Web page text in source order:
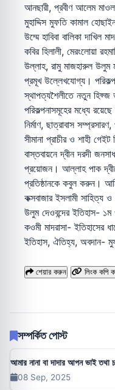
আনছারী, প্রবীণ আলেম
মুহাদ্দিস মুফতি কামাল
উম্মে হাবিবা বালিকা দাখিল
কবির হিলালী, মেরংলোয়া
উল্লাহ, রামু মাজহারুল উলুম
প্রমূখ উল্লেখযোগ্য।
স্থাপত্যশৈলীতে নতুন হিফ্জ
পরিকল্পনাসমূহের মধ্যে
নির্মাণ, ছাত্রাবাস
সীমানা প্রাচীর ও শাহী
বাস্তবায়নে দ্বীন দরদী
প্রয়োজন। আল্লাহ পাক
প্রতিষ্ঠানকে কবুল করুন।
কক্সবাজার ইসলামী
উলুম দেওবন্দের ইতিহাস-
কওমী মাদরাসা- ইতিহাসের
ইতিহাস, ঐতিহ্য, অবদান-
শেয়ার করুন লিংক কপি
সম্পর্কিত পোস্ট
আমার নানা বা দাদার আপন ভাই তথা
08 Sep, 2025